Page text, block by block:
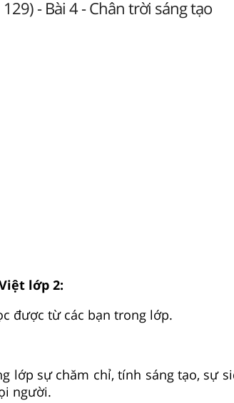
- Bài 4 - Chân trời sáng tạo
lớp 2:
được từ các bạn trong lớp.
lớp sự chăm chỉ, tính sáng tạo, sự
người.